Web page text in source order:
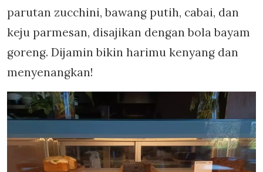
parutan zucchini, bawang putih, cabai, dan
keju parmesan, disajikan dengan bola bayam
goreng. Dijamin bikin harimu kenyang dan
menyenangkan!